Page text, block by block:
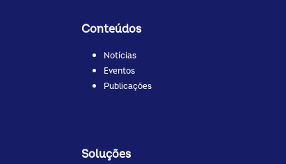
Conteúdos
Notícias
Eventos
Publicações
Soluções